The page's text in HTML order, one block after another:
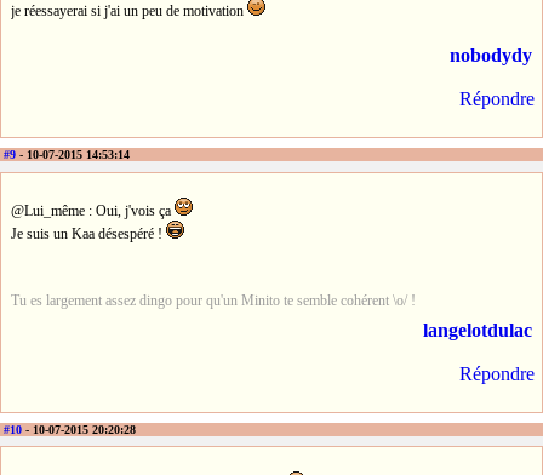
je réessayerai si j'ai un peu de motivation
nobodydy
Répondre
#9 - 10-07-2015 14:53:14
@Lui_même : Oui, j'vois ça
Je suis un Kaa désespéré !
Tu es largement assez dingo pour qu'un Minito te semble cohérent \o/ !
langelotdulac
Répondre
#10 - 10-07-2015 20:20:28